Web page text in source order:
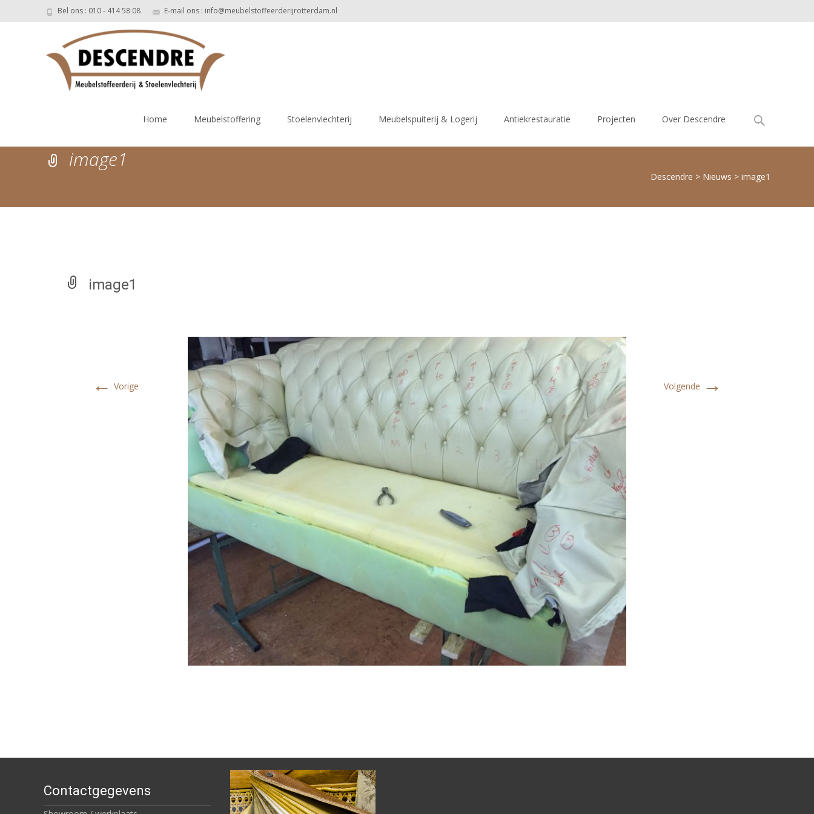
Bel ons : 010 - 414 58 08 E-mail ons : info@meubelstoffeerderijrotterdam.nl
naar
inhoud
Home Meubelstoffering Stoelenvlechterij Meubelspuiterij & Logerij Antiekrestauratie Projecten Over Descendre
Zoek
naar:
image1
Descendre > Nieuws > image1
image1
← Vorige Volgende →
Contactgegevens